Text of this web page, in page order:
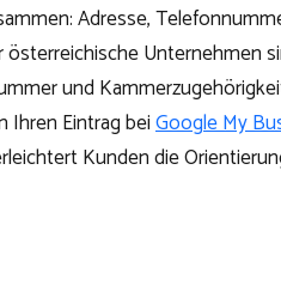
Adresse,
österreichische Unternehmen
und
Ihren Eintrag beiGoogle My
Kunden die